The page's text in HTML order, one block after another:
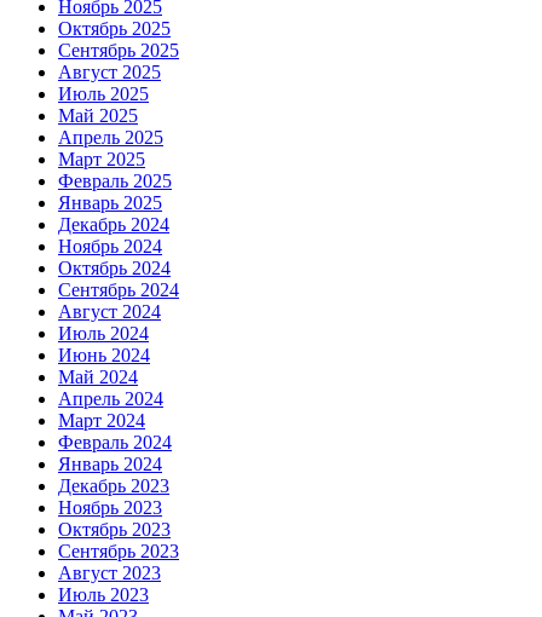
Ноябрь 2025
Октябрь 2025
Сентябрь 2025
Август 2025
Июль 2025
Май 2025
Апрель 2025
Март 2025
Февраль 2025
Январь 2025
Декабрь 2024
Ноябрь 2024
Октябрь 2024
Сентябрь 2024
Август 2024
Июль 2024
Июнь 2024
Май 2024
Апрель 2024
Март 2024
Февраль 2024
Январь 2024
Декабрь 2023
Ноябрь 2023
Октябрь 2023
Сентябрь 2023
Август 2023
Июль 2023